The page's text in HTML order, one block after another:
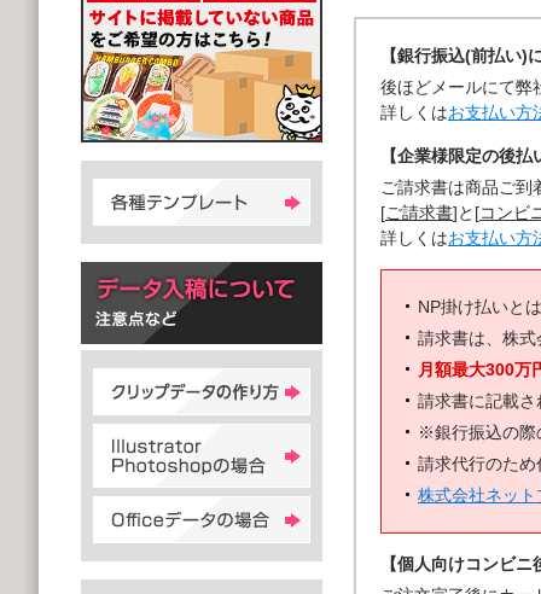
【銀行振込(前払い)
後ほどメールにて弊
詳しくはお支払い方
【企業様限定の後
ご請求書は商品ご到
[ご請求書]と[コンビ
詳しくはお支払い方
NP掛け払いと
請求書は、株
月額最大300万
請求書に記載
※銀行振込の際
請求代行のた
株式会社ネッ
【個人向けコンビニ